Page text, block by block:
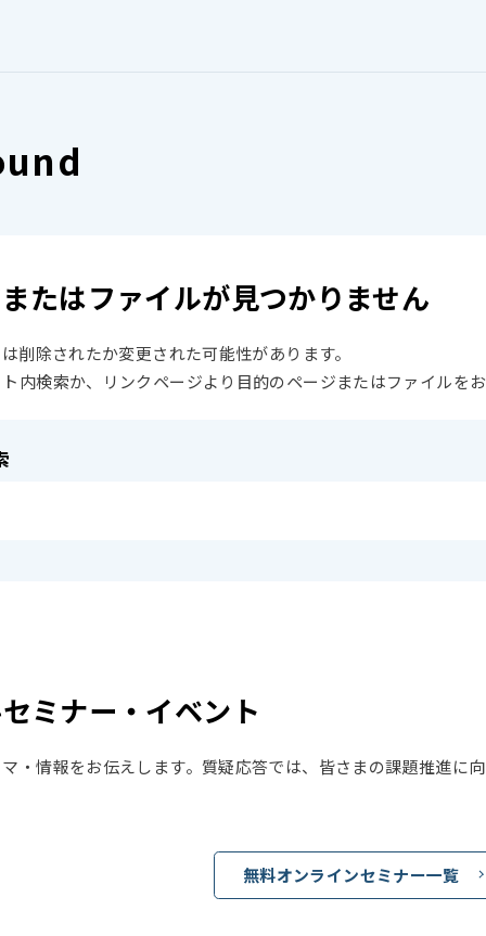
たはファイルが見つかりません
削除されたか変更された可能性があります。
内検索か、リンクページより目的のページまたはファイルを
ミナー・イベント
・情報をお伝えします。質疑応答では、皆さまの課題推進に
無料オンラインセミナー一覧